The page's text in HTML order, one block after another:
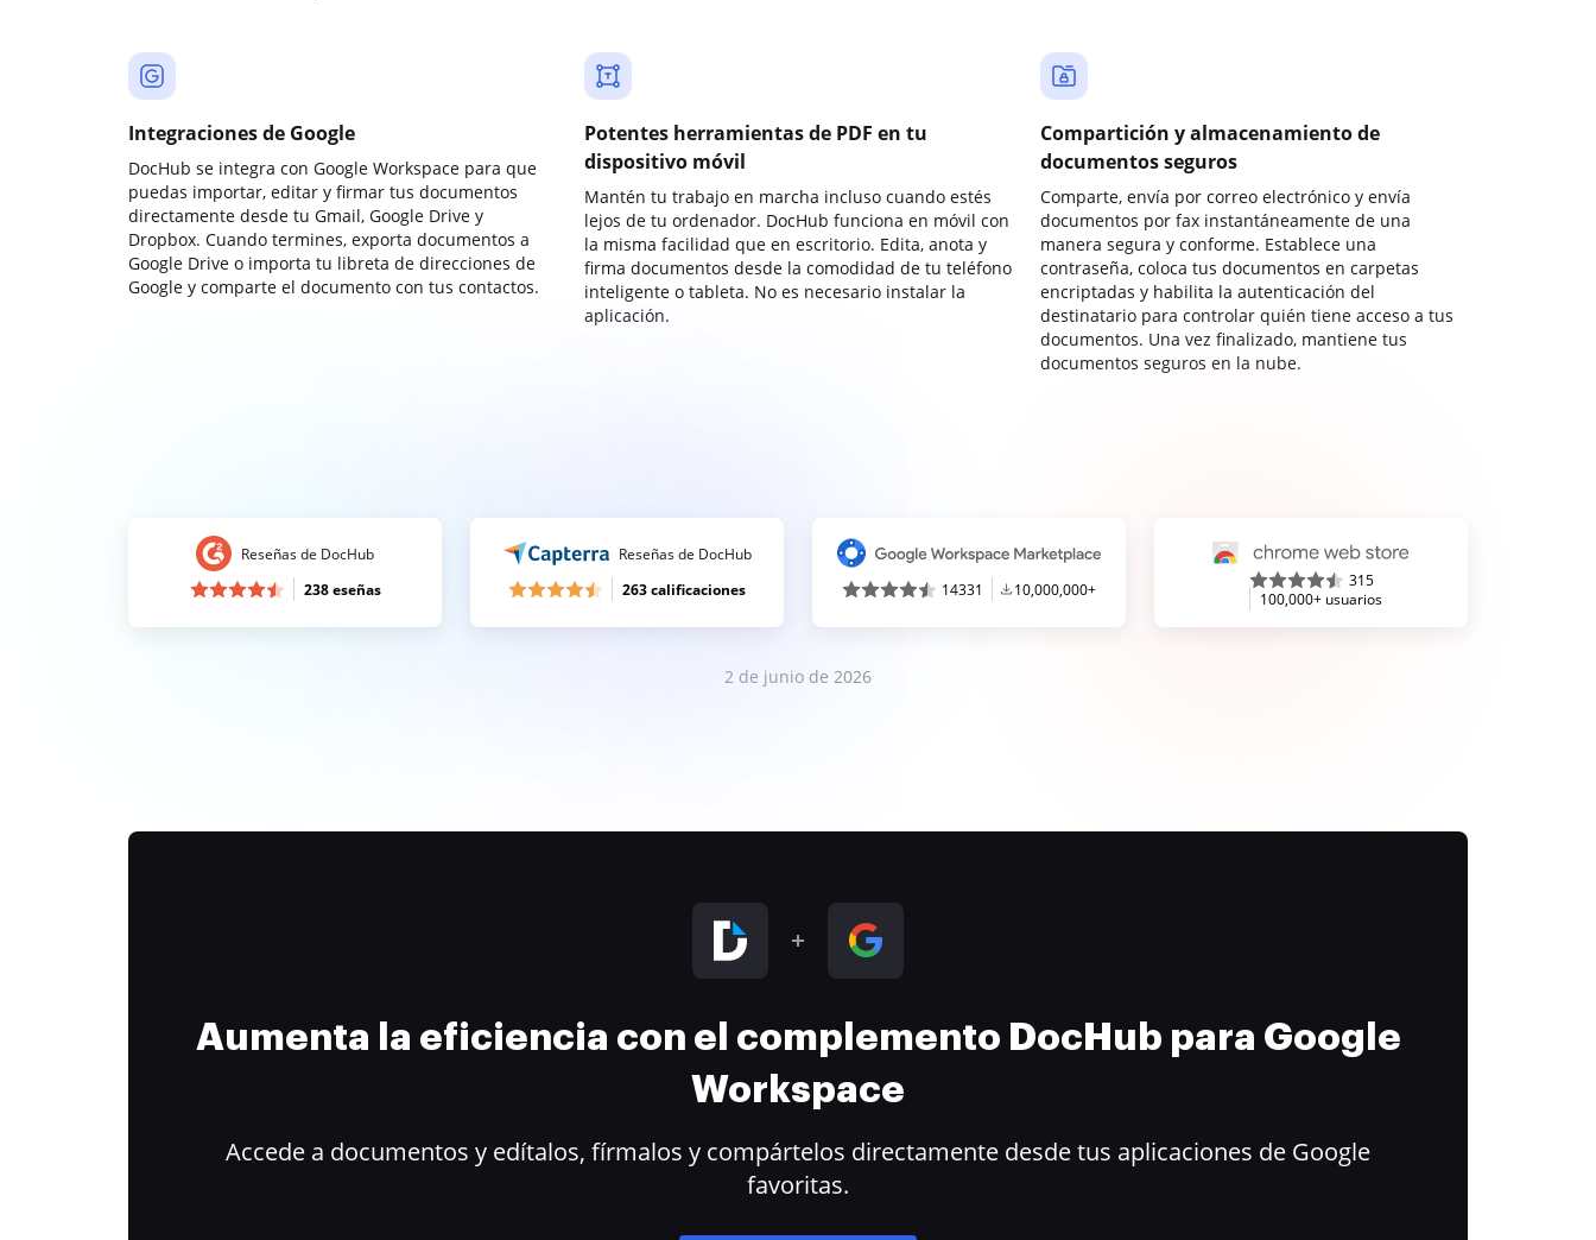
Integraciones de Google
DocHub se integra con Google Workspace para que
puedas importar, editar y firmar tus documentos
directamente desde tu Gmail, Google Drive y
Dropbox. Cuando termines, exporta documentos a
Google Drive o importa tu libreta de direcciones de
Google y comparte el documento con tus contactos.
Potentes herramientas de PDF en tu
dispositivo móvil
Mantén tu trabajo en marcha incluso cuando estés
lejos de tu ordenador. DocHub funciona en móvil con
la misma facilidad que en escritorio. Edita, anota y
firma documentos desde la comodidad de tu teléfono
inteligente o tableta. No es necesario instalar la
aplicación.
Compartición y almacenamiento de
documentos seguros
Comparte, envía por correo electrónico y envía
documentos por fax instantáneamente de una
manera segura y conforme. Establece una
contraseña, coloca tus documentos en carpetas
encriptadas y habilita la autenticación del
destinatario para controlar quién tiene acceso a tus
documentos. Una vez finalizado, mantiene tus
documentos seguros en la nube.
Reseñas de DocHub
238 eseñas
Reseñas de DocHub
263 calificaciones
14331 10,000,000+
315
100,000+ usuarios
2 de junio de 2026
Aumenta la eficiencia con el complemento DocHub para Google
Workspace
Accede a documentos y edítalos, fírmalos y compártelos directamente desde tus aplicaciones de Google
favoritas.